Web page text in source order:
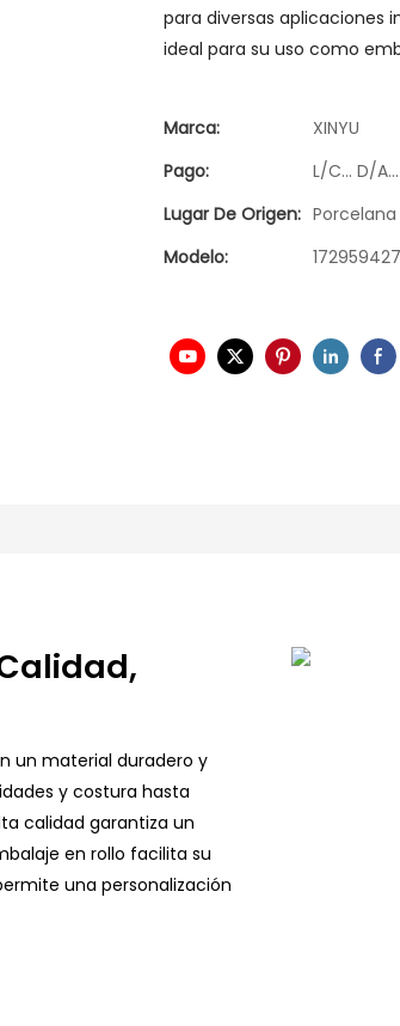
para diversas aplicaciones
ideal para su uso como
Marca:
XINYU
Pago:
L/C... D/
Lugar De Origen: Porcelana
Modelo:
un material duradero y
y costura hasta
calidad garantiza un
en rollo facilita su
una personalización